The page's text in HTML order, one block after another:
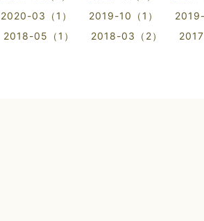
2020-03（1） 2019-10（1）
2018-05（1） 2018-03（2）